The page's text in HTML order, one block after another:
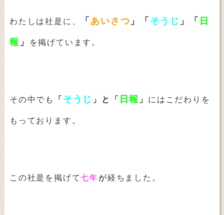
わたしは社是に、 「 あいさつ 」「 そうじ 」「 日
報 」 を掲げています。
その中でも 「 そうじ 」と「 日報 」 にはこだわりを
もっております。
この社是を掲げて七年が経ちました。